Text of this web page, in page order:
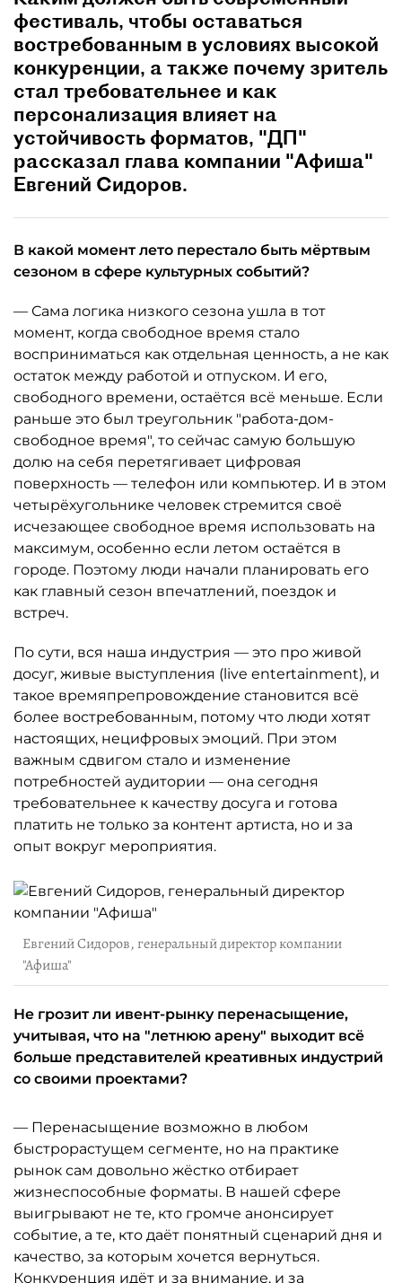
фестиваль, чтобы оставаться
востребованным в условиях высокой
конкуренции, а также почему зритель
стал требовательнее и как
персонализация влияет на
устойчивость форматов, "ДП"
рассказал глава компании "Афиша"
Евгений Сидоров.
В какой момент лето перестало быть мёртвым
сезоном в сфере культурных событий?
— Сама логика низкого сезона ушла в тот
момент, когда свободное время стало
восприниматься как отдельная ценность, а не как
остаток между работой и отпуском. И его,
свободного времени, остаётся всё меньше. Если
раньше это был треугольник "работа-дом-
свободное время", то сейчас самую большую
долю на себя перетягивает цифровая
поверхность — телефон или компьютер. И в этом
четырёхугольнике человек стремится своё
исчезающее свободное время использовать на
максимум, особенно если летом остаётся в
городе. Поэтому люди начали планировать его
как главный сезон впечатлений, поездок и
встреч.
По сути, вся наша индустрия — это про живой
досуг, живые выступления (live entertainment), и
такое времяпрепровождение становится всё
более востребованным, потому что люди хотят
настоящих, нецифровых эмоций. При этом
важным сдвигом стало и изменение
потребностей аудитории — она сегодня
требовательнее к качеству досуга и готова
платить не только за контент артиста, но и за
опыт вокруг мероприятия.
Евгений Сидоров, генеральный директор компании
"Афиша"
Не грозит ли ивент-рынку перенасыщение,
учитывая, что на "летнюю арену" выходит всё
больше представителей креативных индустрий
со своими проектами?
— Перенасыщение возможно в любом
быстрорастущем сегменте, но на практике
рынок сам довольно жёстко отбирает
жизнеспособные форматы. В нашей сфере
выигрывают не те, кто громче анонсирует
событие, а те, кто даёт понятный сценарий дня и
качество, за которым хочется вернуться.
Конкуренция идёт и за внимание, и за